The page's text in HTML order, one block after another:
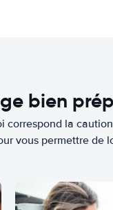
bien
la
vous permettre de